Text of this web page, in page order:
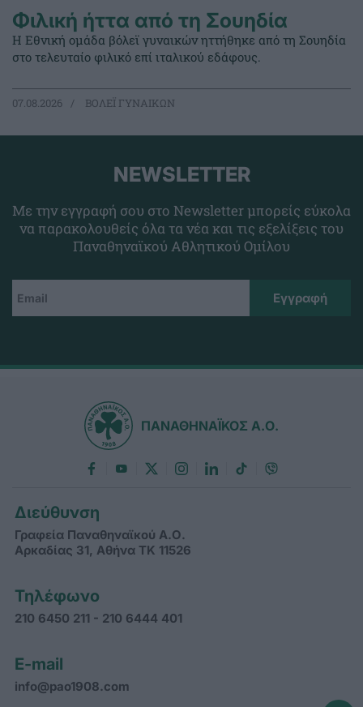
Φιλική ήττα από τη Σουηδία
Η Εθνική ομάδα βόλεϊ γυναικών ηττήθηκε από τη Σουηδία
στο τελευταίο φιλικό επί ιταλικού εδάφους.
07.08.2026 ΒΟΛΕΪ ΓΥΝΑΙΚΩΝ
NEWSLETTER
Με την εγγραφή σου στο Newsletter μπορείς εύκολα
να παρακολουθείς όλα τα νέα και τις εξελίξεις του
Παναθηναϊκού Αθλητικού Ομίλου
ΠΑΝΑΘΗΝΑΪΚΟΣ Α.Ο.
Διεύθυνση
Γραφεία Παναθηναϊκού Α.Ο.
Αρκαδίας 31, Αθήνα ΤΚ 11526
Τηλέφωνο
210 6450 211 - 210 6444 401
E-mail
info@pao1908.com